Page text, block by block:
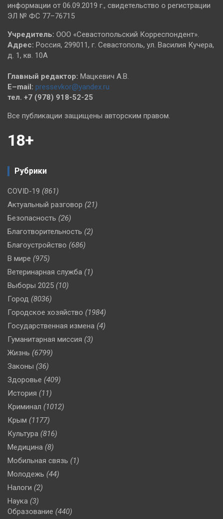
информации от 06.09.2019 г., свидетельство о регистрации
ЭЛ № ФС 77–76715
Учредитель: ООО «Севастопольский Корреспондент».
Адрес: Россия, 299011, г. Севастополь, ул. Василия Кучера,
д. 1, кв. 10А
Главный редактор: Мацкевич А.В.
E–mail: pressevkor@yandex.ru
тел. +7 (978) 918-52-25
Все публикации защищены авторским правом.
18+
Рубрики
COVID-19 (861)
Актуальный разговор (21)
Безопасность (26)
Благотворительность (2)
Благоустройство (686)
В мире (975)
Ветеринарная служба (1)
Выборы 2025 (10)
Город (8036)
Городское хозяйство (1984)
Государственная измена (4)
Гуманитарная миссия (3)
Жизнь (6799)
Законы (36)
Здоровье (409)
История (11)
Криминал (1012)
Крым (1177)
Культура (816)
Медицина (8)
Мобильная связь (1)
Молодежь (44)
Налоги (2)
Наука (3)
Образование (440)